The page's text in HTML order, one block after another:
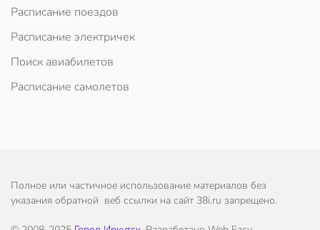
Расписание поездов
Расписание электричек
Поиск авиабилетов
Расписание самолетов
Полное или частичное использование материалов без
указания обратной веб ссылки на сайт 38i.ru запрещено.